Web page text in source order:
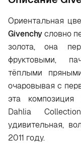
Ориентальная
Givenchyсловно
золота, она
фруктовыми,
тёплыми
очаровывая с
эта композиция
Dahlia
удивительная,
2011 году.